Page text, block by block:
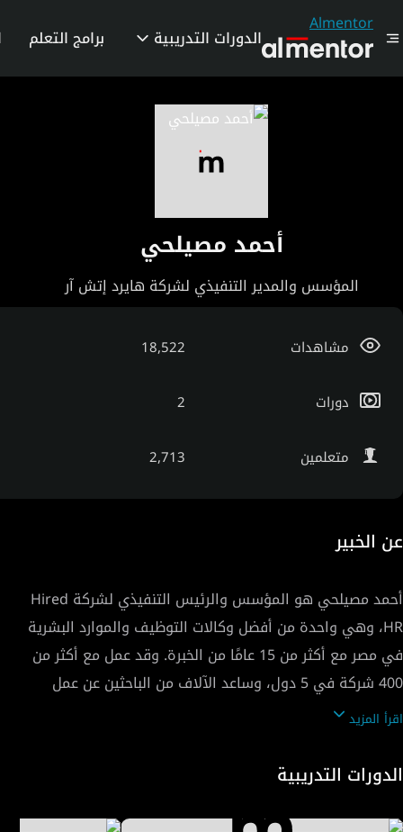
Almentor
الدورات التدريبية برامج التعلم
أحمد مصيلحي
المؤسس والمدير التنفيذي لشركة هايرد إتش آر
مشاهدات 18,522
دورات 2
متعلمين 2,713
عن الخبير
أحمد مصيلحي هو المؤسس والرئيس التنفيذي لشركة Hired
HR، وهي واحدة من أفضل وكالات التوظيف والموارد البشرية
في مصر مع أكثر من 15 عامًا من الخبرة. وقد عمل مع أكثر من
400 شركة في 5 دول، وساعد الآلاف من الباحثين عن عمل
والمتدربين. أحمد هو أيضًا مدرب مؤسسي، وموجه، ومتحدث
لريادة الأعمال، وTIEC، وإنجاز مصر.
اقرأ المزيد
الدورات التدريبية